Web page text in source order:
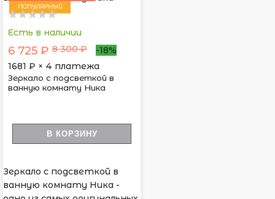
ПОПУЛЯРНЫЙ
Есть в наличии
6 725 ₽ 8 300 ₽
-18%
1681 ₽ × 4 платежа
Зеркало с подсветкой в
ванную комнату Ника
В КОРЗИНУ
Зеркало с подсветкой в
ванную комнату Ника -